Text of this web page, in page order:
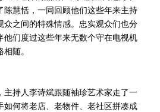
陈慧恬，一同回顾他们这些年来主持
众之间的特殊情感。忠实观众们也分
他们度过这些年来无数个守在电视机
随。
主持人李诗斌跟随袖珍艺术家走了一
如何将老店、老物件、老社区拼凑成